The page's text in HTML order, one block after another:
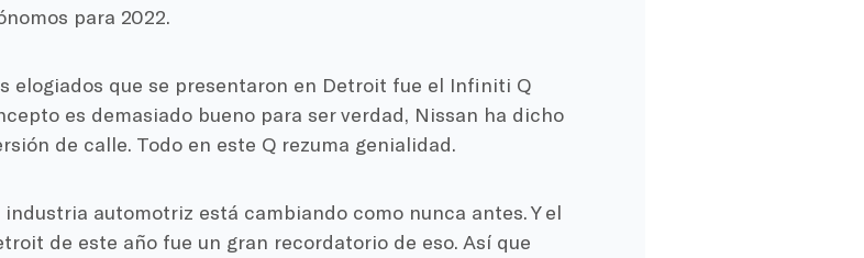
para 2022.
elogiados que se presentaron en Detroit fue el Infiniti Q
es demasiado bueno para ser verdad, Nissan ha dicho
de calle. Todo en este Q rezuma genialidad.
industria automotriz está cambiando como nunca antes. Y el
de este año fue un gran recordatorio de eso. Así que